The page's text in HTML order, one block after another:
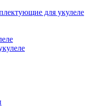
для укулеле